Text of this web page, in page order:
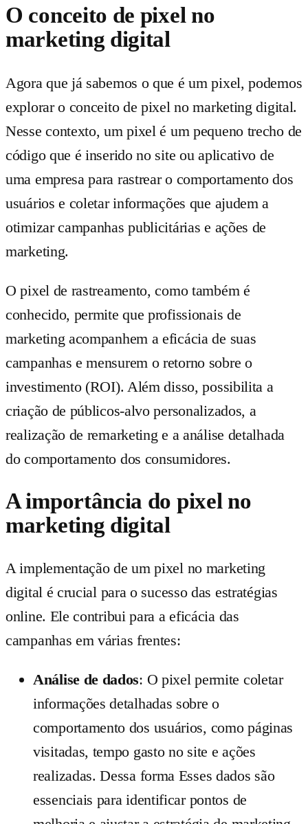
O conceito de pixel no
marketing digital
Agora que já sabemos o que é um pixel, podemos
explorar o conceito de pixel no marketing digital.
Nesse contexto, um pixel é um pequeno trecho de
código que é inserido no site ou aplicativo de
uma empresa para rastrear o comportamento dos
usuários e coletar informações que ajudem a
otimizar campanhas publicitárias e ações de
marketing.
O pixel de rastreamento, como também é
conhecido, permite que profissionais de
marketing acompanhem a eficácia de suas
campanhas e mensurem o retorno sobre o
investimento (ROI). Além disso, possibilita a
criação de públicos-alvo personalizados, a
realização de remarketing e a análise detalhada
do comportamento dos consumidores.
A importância do pixel no
marketing digital
A implementação de um pixel no marketing
digital é crucial para o sucesso das estratégias
online. Ele contribui para a eficácia das
campanhas em várias frentes:
Análise de dados: O pixel permite coletar
informações detalhadas sobre o
comportamento dos usuários, como páginas
visitadas, tempo gasto no site e ações
realizadas. Dessa forma Esses dados são
essenciais para identificar pontos de